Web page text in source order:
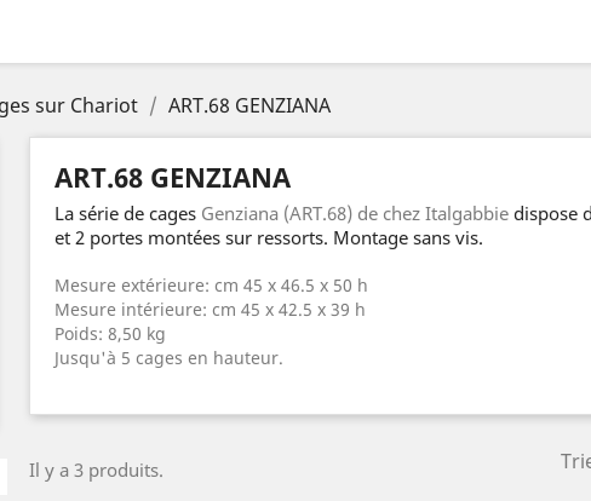
sur Chariot ART.68 GENZIANA
ART.68 GENZIANA
La série de cages Genziana (ART.68) de chez Italgabbiedispose
et 2 portes montées sur ressorts. Montage sans vis.
Mesure extérieure: cm 45 x 46.5 x 50 h
Mesure intérieure: cm 45 x 42.5 x 39 h
Poids: 8,50 kg
Jusqu'à 5 cages en hauteur.
Il y a 3 produits.